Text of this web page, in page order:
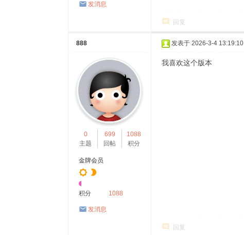
发消息
回复
888
0
主题
699
回帖
1088
积分
金牌会员
积分 1088
发消息
发表于 2026-3-4 13:19:10
我喜欢这个版本
回复